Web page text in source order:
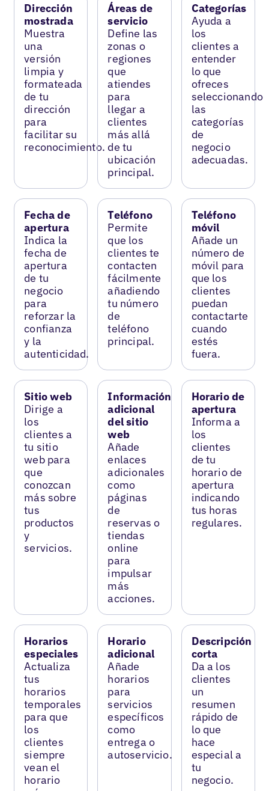
Dirección
mostrada
Muestra
una
versión
limpia y
formateada
de tu
dirección
para
facilitar su
reconocimiento.
Áreas de
servicio
Define las
zonas o
regiones
que
atiendes
para
llegar a
clientes
más allá
de tu
ubicación
principal.
Categorías
Ayuda a
los
clientes a
entender
lo que
ofreces
seleccionando
las
categorías
de
negocio
adecuadas.
Fecha de
apertura
Indica la
fecha de
apertura
de tu
negocio
para
reforzar la
confianza
y la
autenticidad.
Teléfono
Permite
que los
clientes te
contacten
fácilmente
añadiendo
tu número
de
teléfono
principal.
Teléfono
móvil
Añade un
número de
móvil para
que los
clientes
puedan
contactarte
cuando
estés
fuera.
Sitio web
Dirige a
los
clientes a
tu sitio
web para
que
conozcan
más sobre
tus
productos
y
servicios.
Información
adicional
del sitio
web
Añade
enlaces
adicionales
como
páginas
de
reservas o
tiendas
online
para
impulsar
más
acciones.
Horario de
apertura
Informa a
los
clientes
de tu
horario de
apertura
indicando
tus horas
regulares.
Horarios
especiales
Actualiza
tus
horarios
temporales
para que
los
clientes
siempre
vean el
horario
Horario
adicional
Añade
horarios
para
servicios
específicos
como
entrega o
autoservicio.
Descripción
corta
Da a los
clientes
un
resumen
rápido de
lo que
hace
especial a
tu
negocio.